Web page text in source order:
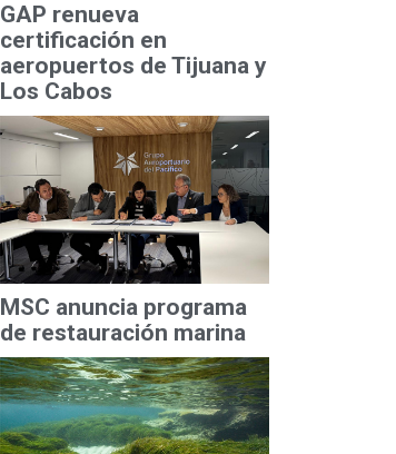
GAP renueva
certificación en
aeropuertos de Tijuana y
Los Cabos
MSC anuncia programa
de restauración marina